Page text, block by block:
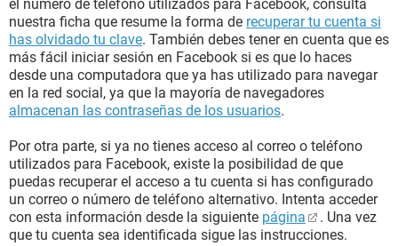
el número de teléfono utilizados para Facebook, consulta
nuestra ficha que resume la forma de recuperar tu cuenta si
has olvidado tu clave. También debes tener en cuenta que es
más fácil iniciar sesión en Facebook si es que lo haces
desde una computadora que ya has utilizado para navegar
en la red social, ya que la mayoría de navegadores
almacenan las contraseñas de los usuarios.
Por otra parte, si ya no tienes acceso al correo o teléfono
utilizados para Facebook, existe la posibilidad de que
puedas recuperar el acceso a tu cuenta si has configurado
un correo o número de teléfono alternativo. Intenta acceder
con esta información desde la siguiente página
. Una vez
que tu cuenta sea identificada sigue las instrucciones.